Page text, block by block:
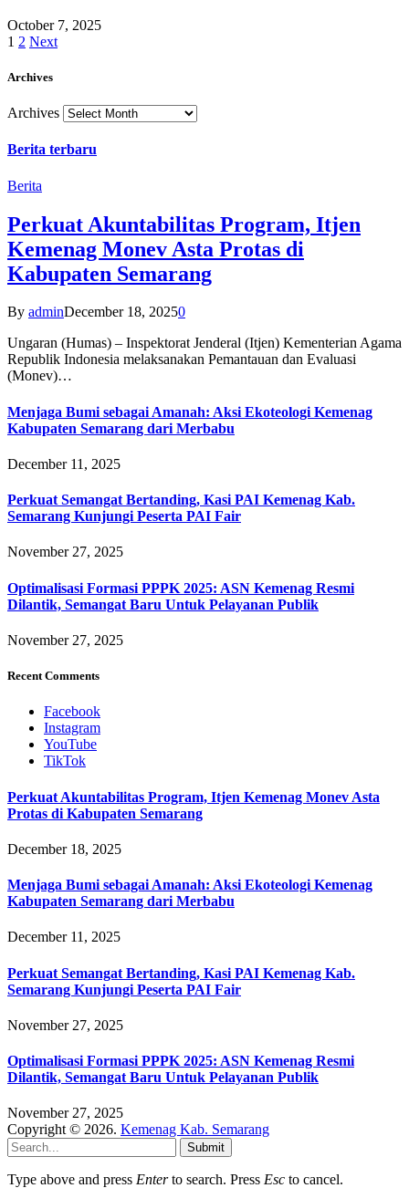
October 7, 2025
1 2 Next
Archives
Archives
Berita terbaru
Berita
Perkuat Akuntabilitas Program, Itjen
Kemenag Monev Asta Protas di
Kabupaten Semarang
By adminDecember 18, 20250
Ungaran (Humas) – Inspektorat Jenderal (Itjen) Kementerian Agama
Republik Indonesia melaksanakan Pemantauan dan Evaluasi
(Monev)…
Menjaga Bumi sebagai Amanah: Aksi Ekoteologi Kemenag
Kabupaten Semarang dari Merbabu
December 11, 2025
Perkuat Semangat Bertanding, Kasi PAI Kemenag Kab.
Semarang Kunjungi Peserta PAI Fair
November 27, 2025
Optimalisasi Formasi PPPK 2025: ASN Kemenag Resmi
Dilantik, Semangat Baru Untuk Pelayanan Publik
November 27, 2025
Recent Comments
Facebook
Instagram
YouTube
TikTok
Perkuat Akuntabilitas Program, Itjen Kemenag Monev Asta
Protas di Kabupaten Semarang
December 18, 2025
Menjaga Bumi sebagai Amanah: Aksi Ekoteologi Kemenag
Kabupaten Semarang dari Merbabu
December 11, 2025
Perkuat Semangat Bertanding, Kasi PAI Kemenag Kab.
Semarang Kunjungi Peserta PAI Fair
November 27, 2025
Optimalisasi Formasi PPPK 2025: ASN Kemenag Resmi
Dilantik, Semangat Baru Untuk Pelayanan Publik
November 27, 2025
Copyright © 2026. Kemenag Kab. Semarang
Submit
Type above and press Enterto search. Press Esc to cancel.